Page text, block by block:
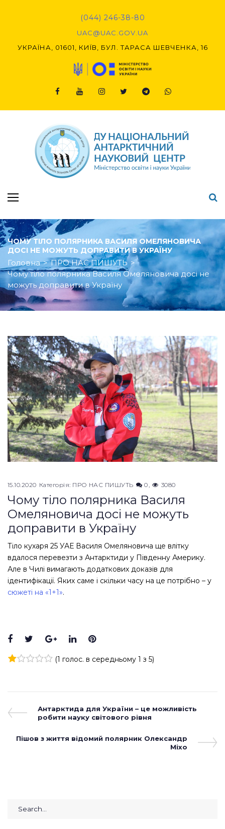
(044) 246-38-80
UAC@UAC.GOV.UA​​
УКРАЇНА, 01601, КИЇВ, БУЛ. ТАРАСА ШЕВЧЕНКА, 16
ЧОМУ ТІЛО ПОЛЯРНИКА ВАСИЛЯ ОМЕЛЯНОВИЧА
ДОСІ НЕ МОЖУТЬ ДОПРАВИТИ В УКРАЇНУ
Головна > ПРО НАС ПИШУТЬ >
Чому тіло полярника Василя Омеляновича досі не
можуть доправити в Україну
15.10.2020 Категорія: ПРО НАС ПИШУТЬ 0 3080
Чому тіло полярника Василя
Омеляновича досі не можуть
доправити в Україну
Тіло кухаря 25 УАЕ Василя Омеляновича ще влітку
вдалося перевезти з Антарктиди у Південну Америку.
Але в Чилі вимагають додаткових доказів для
ідентифікації. Яких саме і скільки часу на це потрібно – у
сюжеті на «1+1».
Facebook
TwitterGoogle+
LinkedInPinterest
(1 голос. в середньому 1 з 5)
Навігація
записів
Previous
Post
Антарктида для України – це можливість
робити науку світового рівня
Next
Пішов з життя відомий полярник Олександр
Міхо
Search